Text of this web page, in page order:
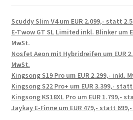
Scuddy Slim V4 um EUR 2.099,- statt
E-Twow GT SL Limited inkl. Blinker um
MwSt.
Nosfet Aeon mit Hybridreifen um EUR
MwSt.
Kingsong S19 Pro um EUR 2.299,- inkl.
Kingsong S22 Pro+ um EUR 3.399,-
Kingsong KS18XL Pro um EUR 1.799,-
Jaykay E-Finne um EUR 479,- statt